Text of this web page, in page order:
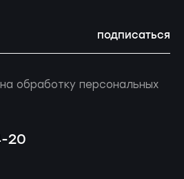
подписаться
обработку персональных
20